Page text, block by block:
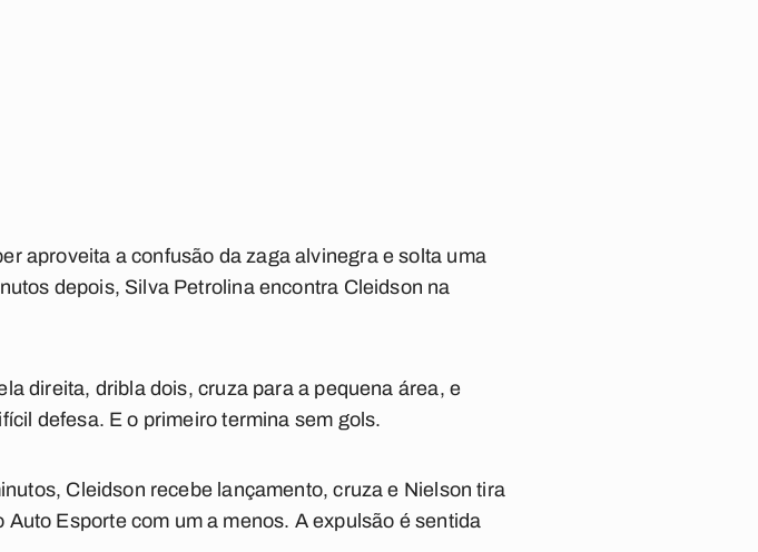
aproveita a confusão da zaga alvinegra e solta uma
depois, Silva Petrolina encontra Cleidson na
direita, dribla dois, cruza para a pequena área, e
defesa. E o primeiro termina sem gols.
Cleidson recebe lançamento, cruza e Nielson tira
Esporte com um a menos. A expulsão é sentida